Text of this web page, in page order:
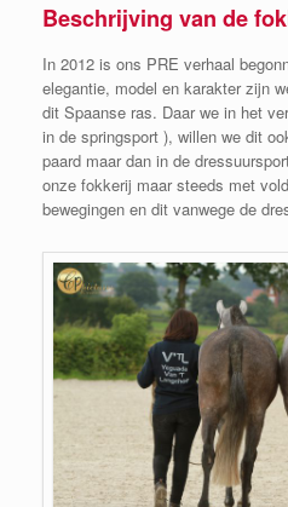
Beschrijving van de
In 2012 is ons PRE verhaal
elegantie, model en karakter zijn
dit Spaanse ras. Daar we in het
in de springsport ), willen we dit
paard maar dan in de
onze fokkerij maar steeds met
bewegingen en dit vanwege de